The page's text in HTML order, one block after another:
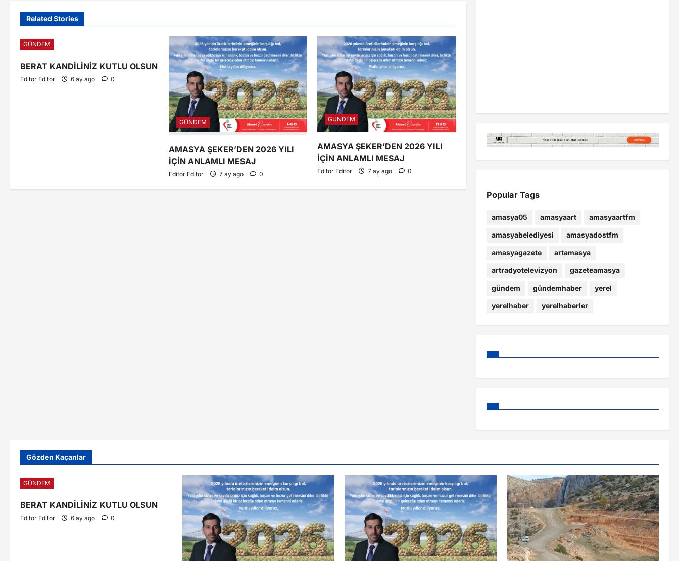
Related Stories
GÜNDEM
BERAT KANDİLİNİZ KUTLU OLSUN
Editor Editor 6 ay ago 0
GÜNDEM
AMASYA ŞEKER’DEN 2026 YILI
İÇİN ANLAMLI MESAJ
Editor Editor 7 ay ago 0
GÜNDEM
AMASYA ŞEKER’DEN 2026 YILI
İÇİN ANLAMLI MESAJ
Editor Editor 7 ay ago 0
Popular Tags
amasya05 amasyaart amasyaartfm
amasyabelediyesi amasyadostfm
amasyagazete artamasya
artradyotelevizyon gazeteamasya
gündem gündemhaber yerel
yerelhaber yerelhaberler
Gözden Kaçanlar
GÜNDEM
BERAT KANDİLİNİZ KUTLU OLSUN
Editor Editor 6 ay ago 0